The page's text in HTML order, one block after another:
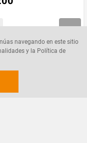
navegando en este sitio
y la Política de